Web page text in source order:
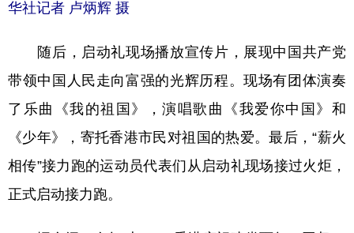
华社记者 卢炳辉 摄
随后，启动礼现场播放宣传片，展现中国共产党
带领中国人民走向富强的光辉历程。现场有团体演奏
了乐曲《我的祖国》，演唱歌曲《我爱你中国》和
《少年》，寄托香港市民对祖国的热爱。最后，“薪火
相传”接力跑的运动员代表们从启动礼现场接过火炬，
正式启动接力跑。